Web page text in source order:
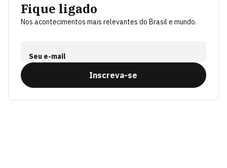
Fique ligado
Nos acontecimentos mais relevantes do Brasil e mundo.
Seu e-mail
Inscreva-se